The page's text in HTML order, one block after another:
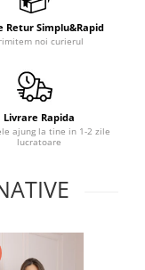
Retur Simplu&Rapid
noi curierul
Livrare Rapida
ajung la tine in 1-2 zile
lucratoare